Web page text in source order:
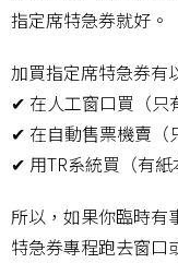
指定席特急券就好。
加買指定席特急券有
✔ 在人工窗口買（只
✔ 在自動售票機賣（
✔ 用TR系統買（有紙
所以，如果你臨時有
特急券專程跑去窗口